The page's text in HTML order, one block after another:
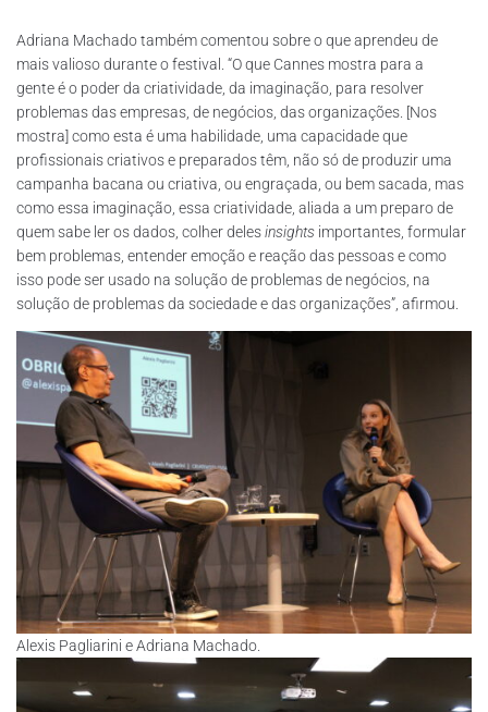
Adriana Machado também comentou sobre o que aprendeu de
mais valioso durante o festival. “O que Cannes mostra para a
gente é o poder da criatividade, da imaginação, para resolver
problemas das empresas, de negócios, das organizações. [Nos
mostra] como esta é uma habilidade, uma capacidade que
profissionais criativos e preparados têm, não só de produzir uma
campanha bacana ou criativa, ou engraçada, ou bem sacada, mas
como essa imaginação, essa criatividade, aliada a um preparo de
quem sabe ler os dados, colher delesinsights importantes, formular
bem problemas, entender emoção e reação das pessoas e como
isso pode ser usado na solução de problemas de negócios, na
solução de problemas da sociedade e das organizações”, afirmou.
Alexis Pagliarini e Adriana Machado.